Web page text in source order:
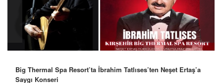
Big Thermal Spa Resort’ta İbrahim Tatlıses’ten Neşet Ertaş’a
Saygı Konseri